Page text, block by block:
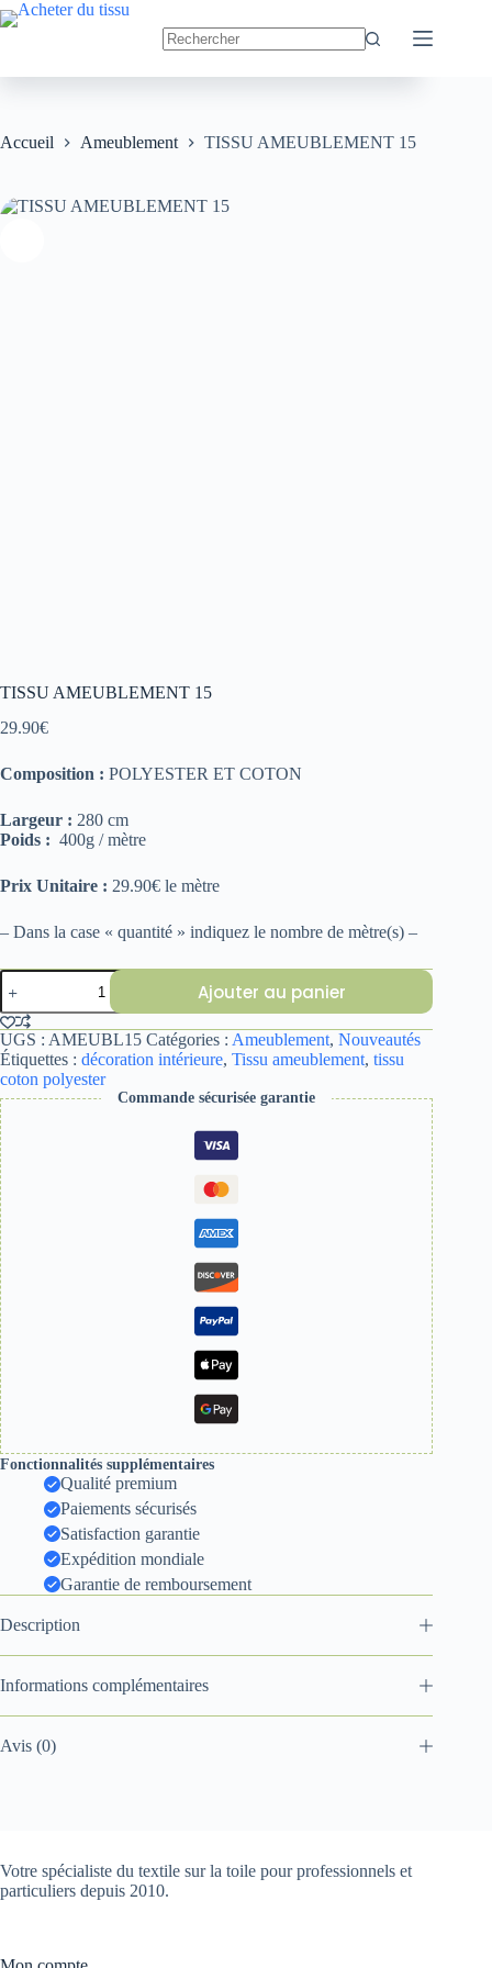
Passer
au
TISSU AMEUBLEMENT 15 Ajouter au panier
Accueil Ameublement TISSU AMEUBLEMENT 15
TISSU AMEUBLEMENT 15
29.90€
Composition : POLYESTER ET COTON
Largeur : 280 cm
Poids : 400g / mètre
Prix Unitaire : 29.90€ le mètre
– Dans la case « quantité » indiquez le nombre de mètre(s) –
quantité
de
TISSU
AMEUBLEMENT
15
Ajouter au panier
UGS : AMEUBL15 Catégories : Ameublement, Nouveautés
Étiquettes : décoration intérieure, Tissu ameublement, tissu
coton polyester
Commande sécurisée garantie
Fonctionnalités supplémentaires
Qualité premium
Paiements sécurisés
Satisfaction garantie
Expédition mondiale
Garantie de remboursement
Description
Informations complémentaires
Avis (0)
Votre spécialiste du textile sur la toile pour professionnels et
particuliers depuis 2010.